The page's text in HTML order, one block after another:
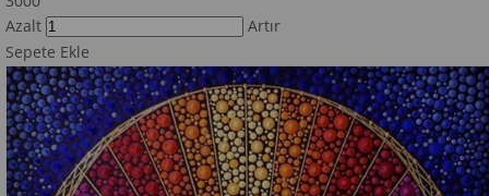
Azalt
Artır
Sepete Ekle